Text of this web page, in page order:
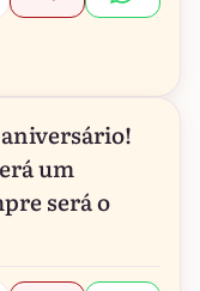
um
será o